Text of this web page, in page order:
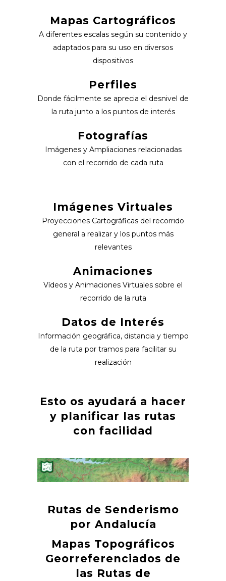
Mapas Cartográficos
A diferentes escalas según su contenido y
adaptados para su uso en diversos
dispositivos
Perfiles
Donde fácilmente se aprecia el desnivel de
la ruta junto a los puntos de interés
Fotografías
Imágenes y Ampliaciones relacionadas
con el recorrido de cada ruta
Imágenes Virtuales
Proyecciones Cartográficas del recorrido
general a realizar y los puntos más
relevantes
Animaciones
Vídeos y Animaciones Virtuales sobre el
recorrido de la ruta
Datos de Interés
Información geográfica, distancia y tiempo
de la ruta por tramos para facilitar su
realización
Esto os ayudará a hacer
y planificar las rutas
con facilidad
Rutas de Senderismo
por Andalucía
Mapas Topográficos
Georreferenciados de
las Rutas de